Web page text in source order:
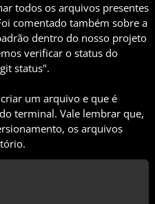
todos os arquivos presentes
comentado também sobre a
dentro do nosso projeto
verificar o status do
status".
um arquivo e que é
terminal. Vale lembrar que,
os arquivos